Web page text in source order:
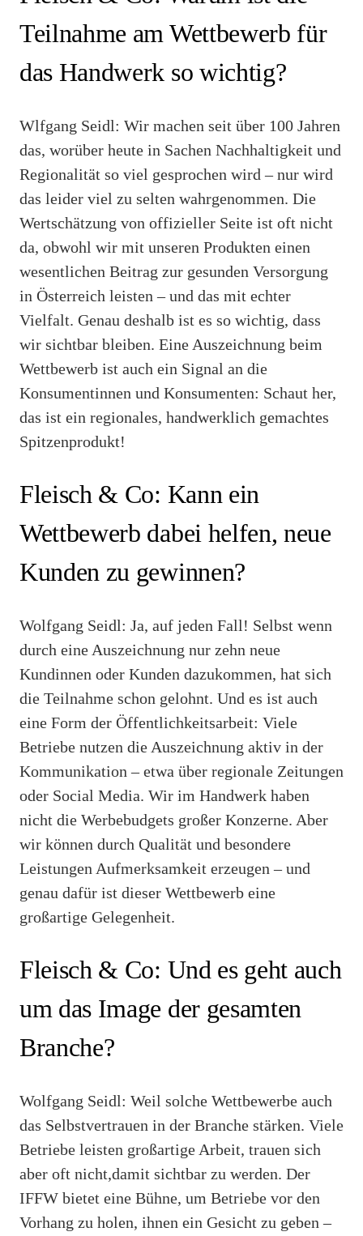
Teilnahme am Wettbewerb für
das Handwerk so wichtig?
Wlfgang Seidl: Wir machen seit über 100 Jahren
das, worüber heute in Sachen Nachhaltigkeit und
Regionalität so viel gesprochen wird – nur wird
das leider viel zu selten wahrgenommen. Die
Wertschätzung von offizieller Seite ist oft nicht
da, obwohl wir mit unseren Produkten einen
wesentlichen Beitrag zur gesunden Versorgung
in Österreich leisten – und das mit echter
Vielfalt. Genau deshalb ist es so wichtig, dass
wir sichtbar bleiben. Eine Auszeichnung beim
Wettbewerb ist auch ein Signal an die
Konsumentinnen und Konsumenten: Schaut her,
das ist ein regionales, handwerklich gemachtes
Spitzenprodukt!
Fleisch & Co: Kann ein
Wettbewerb dabei helfen, neue
Kunden zu gewinnen?
Wolfgang Seidl: Ja, auf jeden Fall! Selbst wenn
durch eine Auszeichnung nur zehn neue
Kundinnen oder Kunden dazukommen, hat sich
die Teilnahme schon gelohnt. Und es ist auch
eine Form der Öffentlichkeitsarbeit: Viele
Betriebe nutzen die Auszeichnung aktiv in der
Kommunikation – etwa über regionale Zeitungen
oder Social Media. Wir im Handwerk haben
nicht die Werbebudgets großer Konzerne. Aber
wir können durch Qualität und besondere
Leistungen Aufmerksamkeit erzeugen – und
genau dafür ist dieser Wettbewerb eine
großartige Gelegenheit.
Fleisch & Co: Und es geht auch
um das Image der gesamten
Branche?
Wolfgang Seidl: Weil solche Wettbewerbe auch
das Selbstvertrauen in der Branche stärken. Viele
Betriebe leisten großartige Arbeit, trauen sich
aber oft nicht,damit sichtbar zu werden. Der
IFFW bietet eine Bühne, um Betriebe vor den
Vorhang zu holen, ihnen ein Gesicht zu geben –